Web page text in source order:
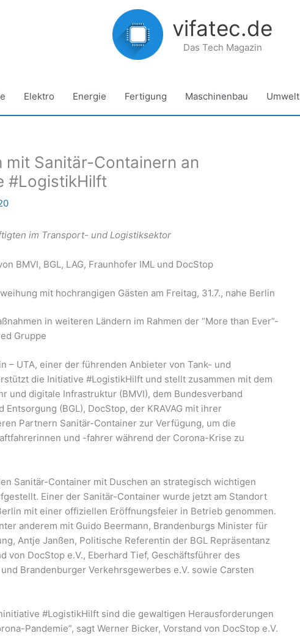
vifatec.de
Das Tech Magazin
Elektro Energie Fertigung Maschinenbau Umwelt
mit Sanitär-Containern an
#LogistikHilft
im Transport- und Logistiksektor
BMVI, BGL, LAG, Fraunhofer IML und DocStop
mit hochrangigen Gästen am Freitag, 31.7., nahe Berlin
in weiteren Ländern im Rahmen der “More than Ever”-
Gruppe
– UTA, einer der führenden Anbieter von Tank- und
die Initiative #LogistikHilft und stellt zusammen mit dem
und digitale Infrastruktur (BMVI), dem Bundesverband
(BGL), DocStop, der KRAVAG mit ihrer
Partnern Sanitär-Container zur Verfügung, um die
und -fahrer während der Corona-Krise zu
Sanitär-Container mit Duschen an strategisch wichtigen
Einer der Sanitär-Container wurde jetzt am Standort
mit einer offiziellen Eröffnungsfeier in Betrieb genommen.
anderem mit Guido Beermann, Brandenburgs Minister für
Antje Janßen, Politische Referentin der BGL Repräsentanz
von DocStop e.V., Eberhard Tief, Geschäftsführer des
Brandenburger Verkehrsgewerbes e.V. sowie Carsten
#LogistikHilft sind die gewaltigen Herausforderungen
Pandemie”, sagt Werner Bicker, Vorstand von DocStop e.V.